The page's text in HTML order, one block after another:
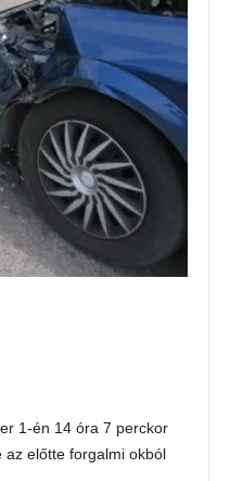
1-én 14 óra 7 perckor
előtte forgalmi okból